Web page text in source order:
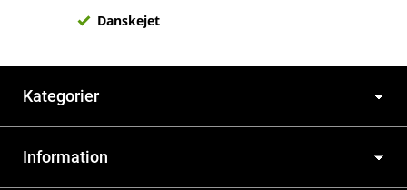
Danskejet
Kategorier
Information